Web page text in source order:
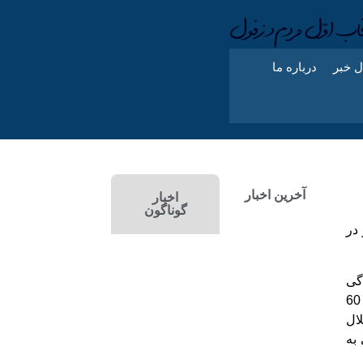
خبر درباره ما
ریشتر در
در بین مردم و همچنین نیروهای امدادی شده است. طبق اعلام منابع رسمی تاکنون 60
هلال
به
آخرین اخبار
اخبار
گوناگون